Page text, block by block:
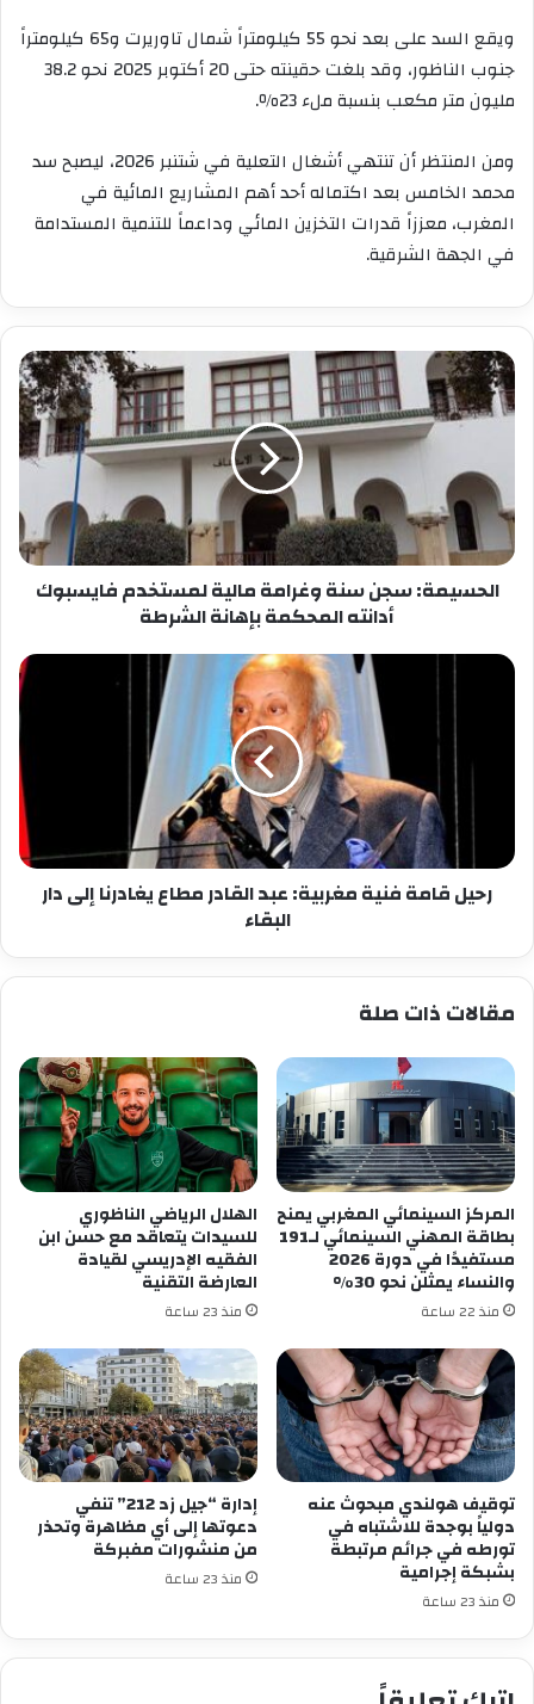
ويقع السد على بعد نحو 55 كيلومتراً شمال تاوريرت و65 كيلومتراً
جنوب الناظور، وقد بلغت حقينته حتى 20 أكتوبر 2025 نحو 38.2
مليون متر مكعب بنسبة ملء 23٪.
ومن المنتظر أن تنتهي أشغال التعلية في شتنبر 2026، ليصبح سد
محمد الخامس بعد اكتماله أحد أهم المشاريع المائية في
المغرب، معززاً قدرات التخزين المائي وداعماً للتنمية المستدامة
في الجهة الشرقية.
الحسيمة:
سجن
سنة
لمستخدم
فايسبوك
أدانته
المحكمة
بإهانة
الحسيمة: سجن سنة وغرامة مالية لمستخدم فايسبوك
أدانته المحكمة بإهانة الشرطة
رحيل
إلى
رحيل قامة فنية مغربية: عبد القادر مطاع يغادرنا إلى دار
البقاء
مقالات ذات صلة
المركز السينمائي المغربي يمنح
بطاقة المهني السينمائي لـ191
مستفيدًا في دورة 2026
والنساء يمثلن نحو 30%
منذ 22 ساعة
الهلال الرياضي الناظوري
للسيدات يتعاقد مع حسن ابن
الفقيه الإدريسي لقيادة
العارضة التقنية
منذ 23 ساعة
توقيف هولندي مبحوث عنه
دولياً بوجدة للاشتباه في
تورطه في جرائم مرتبطة
بشبكة إجرامية
منذ 23 ساعة
إدارة “جيل زد 212” تنفي
دعوتها إلى أي مظاهرة وتحذر
من منشورات مفبركة
منذ 23 ساعة